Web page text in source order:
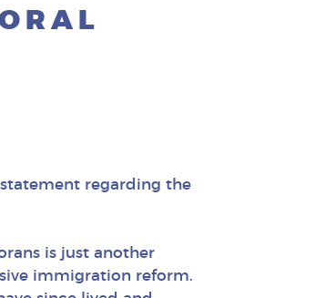
regarding the
is just another
immigration reform.